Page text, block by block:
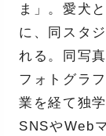
ま」。愛犬
に、同スタ
れる。同写
フォトグラ
業を経て独
SNSやWeb